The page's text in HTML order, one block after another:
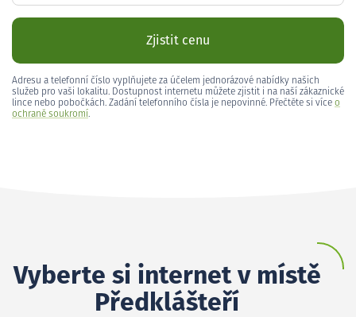
Zjistit cenu
Adresu a telefonní číslo vyplňujete za účelem jednorázové nabídky našich
služeb pro vaši lokalitu. Dostupnost internetu můžete zjistit i na naší zákaznické
lince nebo pobočkách. Zadání telefonního čísla je nepovinné. Přečtěte si více o
ochraně soukromí.
Vyberte si internet v místě
Předklášteří